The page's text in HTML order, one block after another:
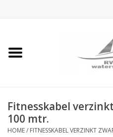
Home
Rvs Dekbeslag
Rvs Accessoires
Fitnesskabel
100 mtr.
HOME/ FITNESSKABEL VERZINKT